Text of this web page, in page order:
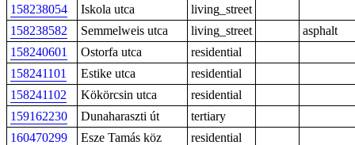
158238054
Iskola utca
living_street
158238582
Semmelweis utca living_street
asphalt
158240601
Ostorfa utca
residential
158241101
Estike utca
residential
158241102
Kökörcsin utca
residential
159162230
Dunaharaszti út
tertiary
160470299
Esze Tamás köz
residential